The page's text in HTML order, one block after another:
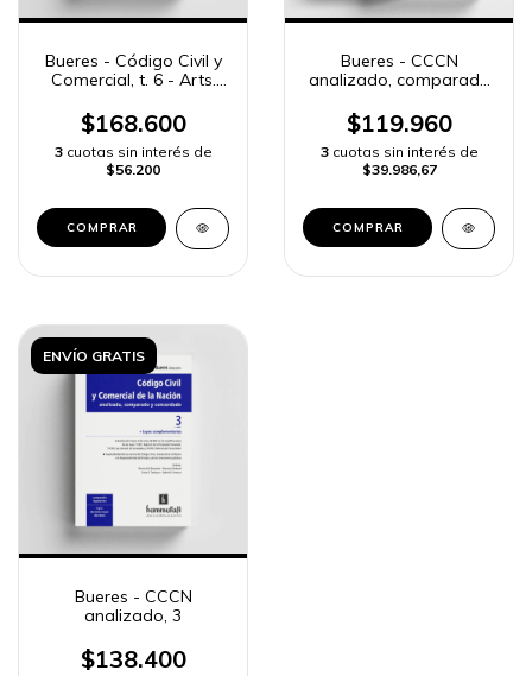
Bueres - Código Civil y
Comercial, t. 6 - Arts.
$168.600
3 cuotas sin interés de
$56.200
COMPRAR
Bueres - CCCN
analizado, comparado
$119.960
3 cuotas sin interés de
$39.986,67
COMPRAR
ENVÍO GRATIS
Bueres - CCCN
analizado, 3
$138.400